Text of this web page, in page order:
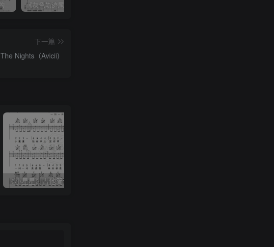
《父亲的草原母亲的河》吉他简谱C调弹唱谱（腾格尔）
下一篇
The Nights（Avicii）